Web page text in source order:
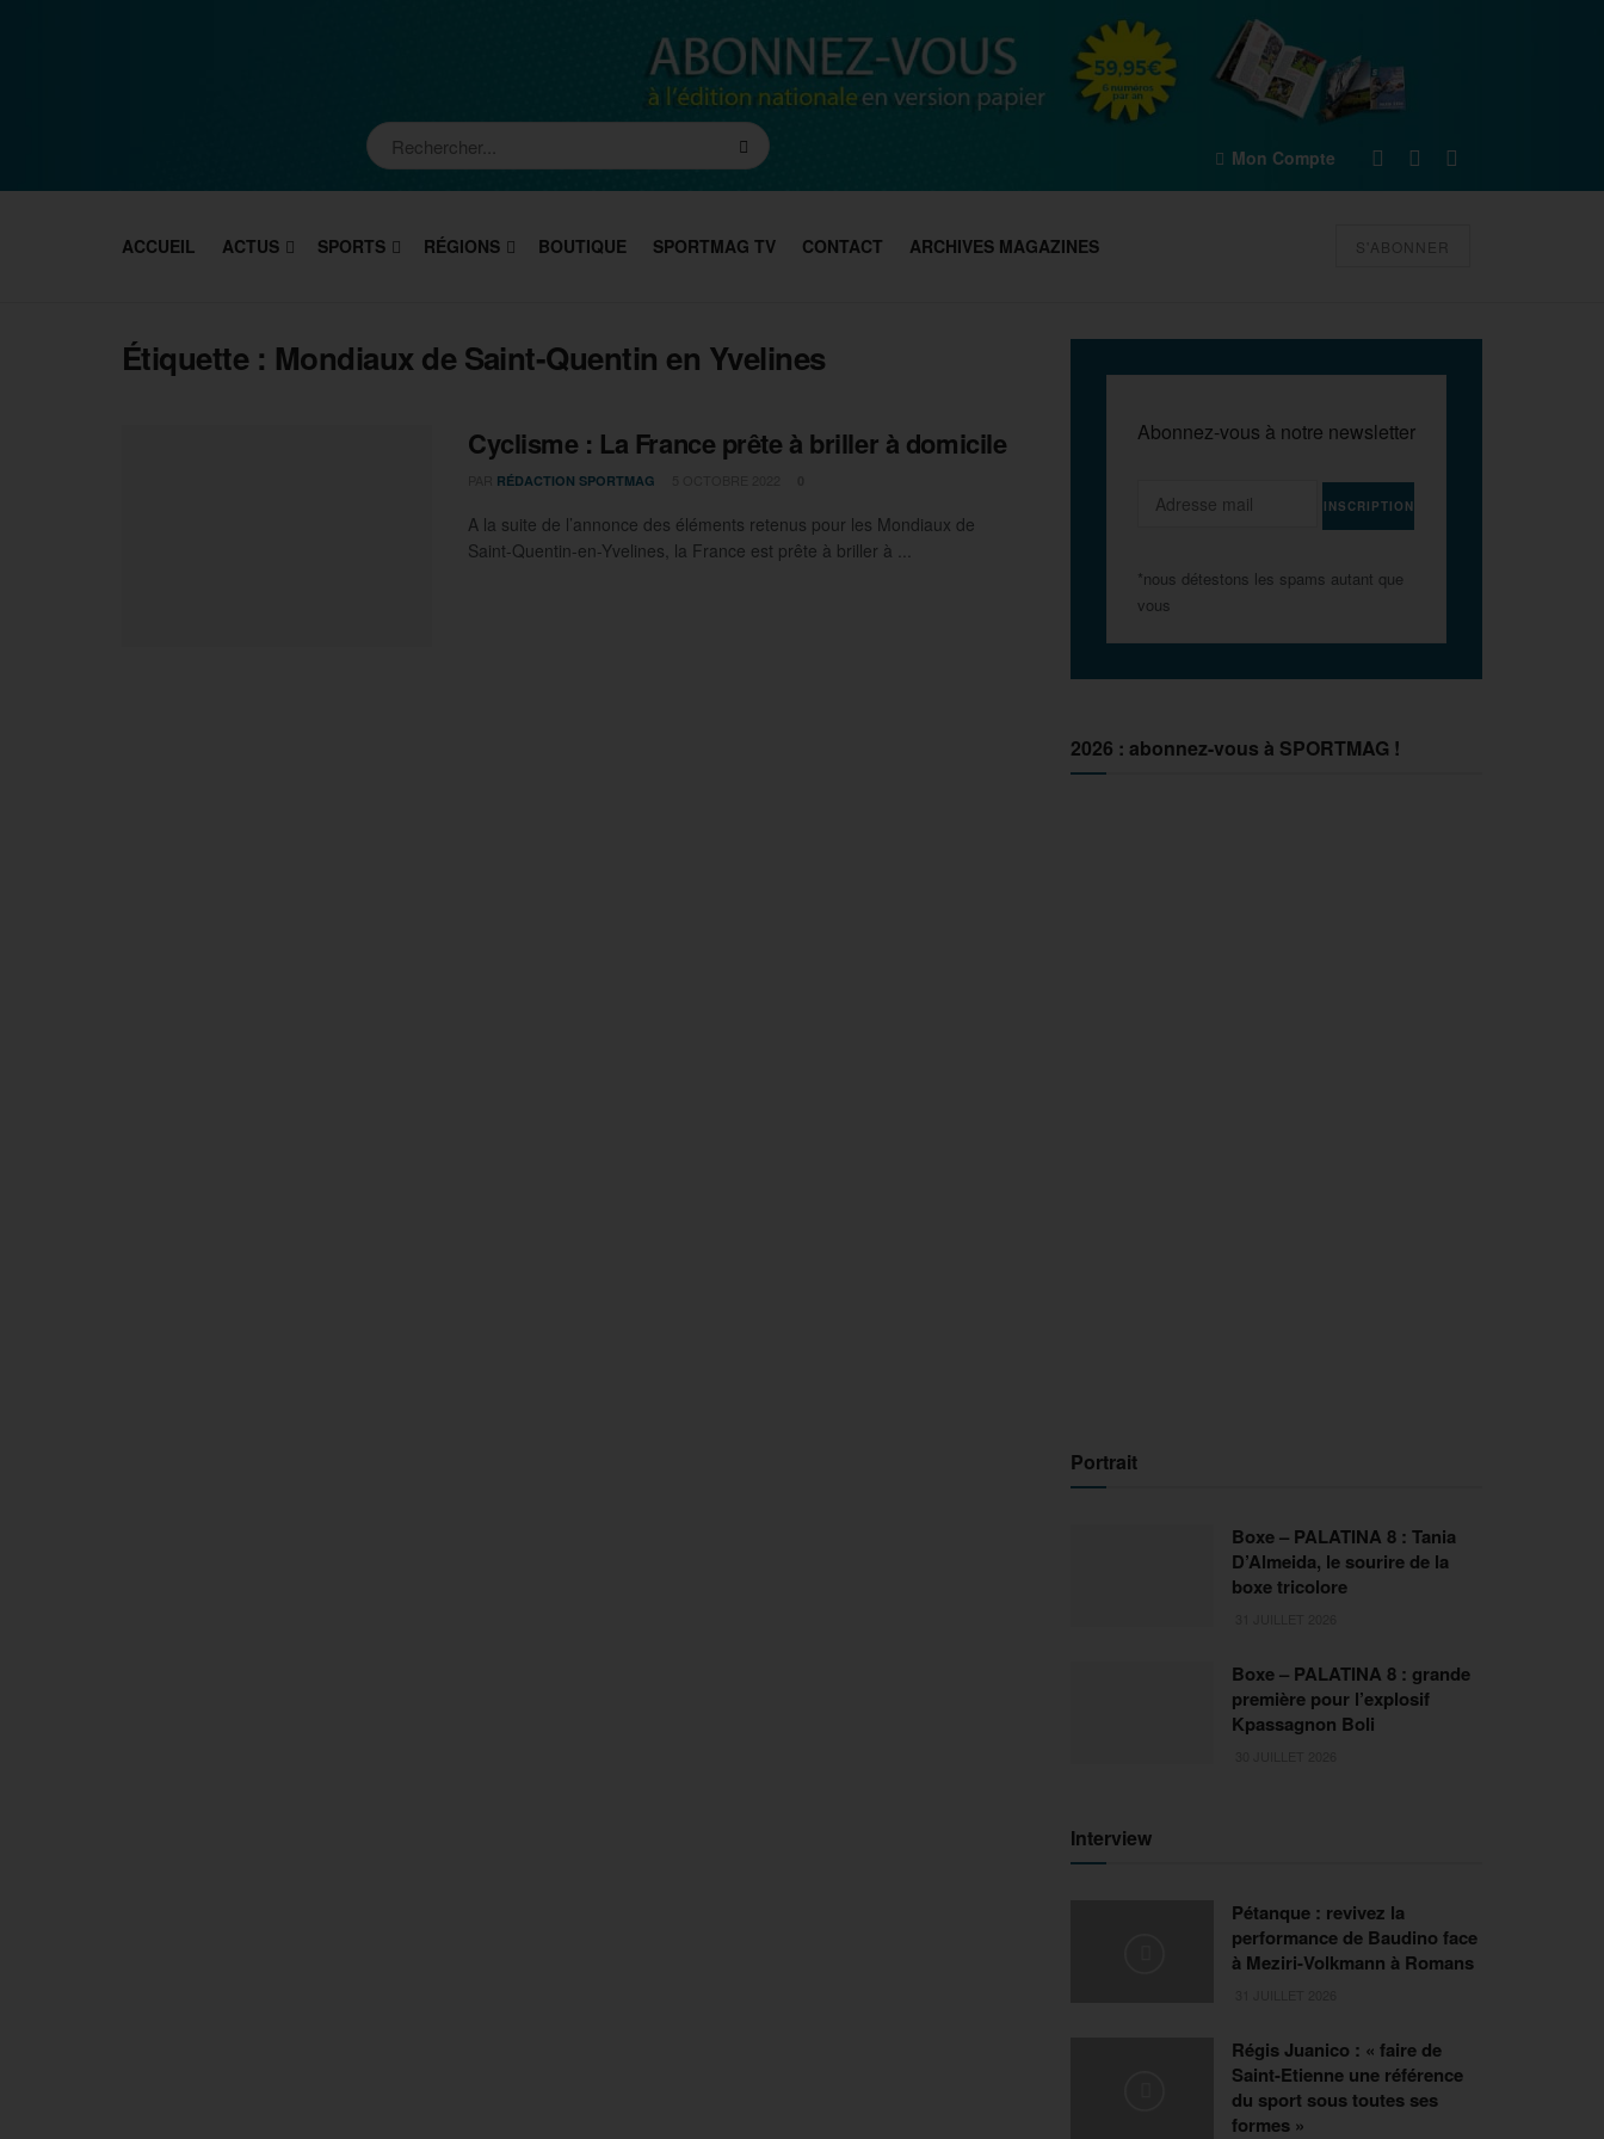
Mon Compte
ACCUEIL ACTUS SPORTS RÉGIONS BOUTIQUE SPORTMAG TV CONTACT ARCHIVES MAGAZINES S'ABONNER
Étiquette : Mondiaux de Saint-Quentin en Yvelines
Cyclisme : La France prête à briller à domicile
RÉDACTION SPORTMAG
A la suite de l’annonce des éléments retenus pour les Mondiaux de
Saint-Quentin-en-Yvelines, la France est prête à briller à ...
Abonnez-vous à notre newsletter
*nous détestons les spams autant que
vous
2026 : abonnez-vous à SPORTMAG !
Portrait
Boxe – PALATINA 8 : Tania
D’Almeida, le sourire de la
boxe tricolore
Boxe – PALATINA 8 : grande
première pour l’explosif
Kpassagnon Boli
Interview
Pétanque : revivez la
performance de Baudino face
à Meziri-Volkmann à Romans
Régis Juanico : « faire de
Saint-Etienne une référence
du sport sous toutes ses
formes »